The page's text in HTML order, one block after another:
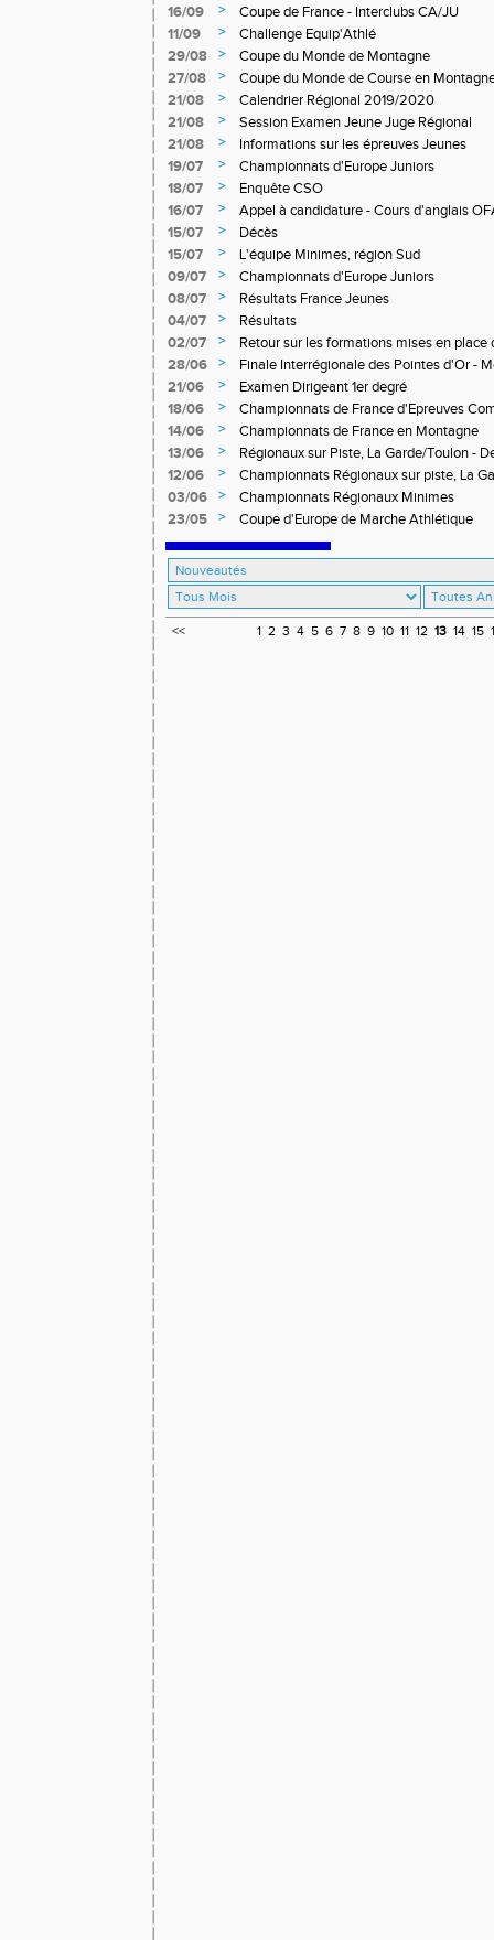
16/09
>
Coupe de France - Interclubs CA/JU
11/09
>
Challenge Equip'Athlé
29/08
>
Coupe du Monde de Montagne
27/08
>
Coupe du Monde de Course en
21/08
>
Calendrier Régional 2019/2020
21/08
>
Session Examen Jeune Juge Régional
21/08
>
Informations sur les épreuves Jeunes
19/07
>
Championnats d'Europe Juniors
18/07
>
Enquête CSO
16/07
>
Appel à candidature - Cours d'anglais
15/07
>
Décès
15/07
>
L'équipe Minimes, région Sud
09/07
>
Championnats d'Europe Juniors
08/07
>
Résultats France Jeunes
04/07
>
Résultats
02/07
>
Retour sur les formations mises en place
28/06
>
Finale Interrégionale des Pointes d'Or -
21/06
>
Examen Dirigeant 1er degré
18/06
>
Championnats de France d'Epreuves
14/06
>
Championnats de France en Montagne
13/06
>
Régionaux sur Piste, La Garde/Toulon -
12/06
>
Championnats Régionaux sur piste, La
03/06
>
Championnats Régionaux Minimes
23/05
> Coupe d'Europe de Marche Athlétique
<< 1 2 3 4 5 6 7 8 9 10 11 12 13 14 15